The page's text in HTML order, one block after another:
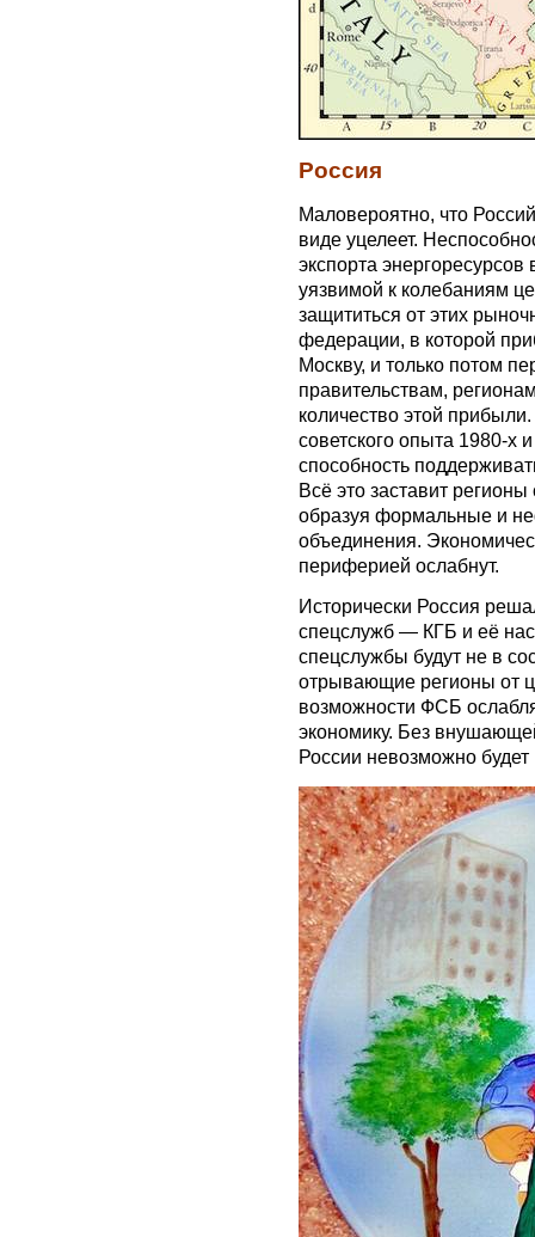
Россия
Маловероятно, что
виде уцелеет.
экспорта
уязвимой к колебаниям
защититься от этих
федерации, в которой
Москву, и только потом
правительствам,
количество этой
советского опыта 1980-x
способность
Всё это заставит
образуя формальные и
объединения.
периферией ослабнут.
Исторически Россия
спецслужб — КГБ и её
спецслужбы будут не в
отрывающие регионы от
возможности ФСБ
экономику. Без
России невозможно будет